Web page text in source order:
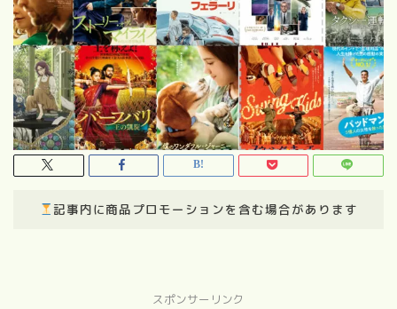
記事内に商品プロモーションを含む場合があります
スポンサーリンク